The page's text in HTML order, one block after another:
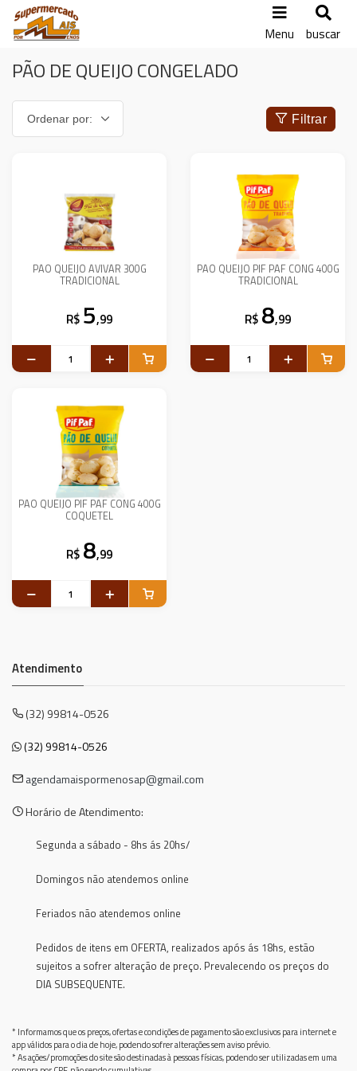
Menu buscar
PÃO DE QUEIJO CONGELADO
Filtrar
PAO QUEIJO AVIVAR 300G
TRADICIONAL
R$ 5,99
PAO QUEIJO PIF PAF CONG 400G
TRADICIONAL
R$ 8,99
PAO QUEIJO PIF PAF CONG 400G
COQUETEL
R$ 8,99
Atendimento
(32) 99814-0526
(32) 99814-0526
agendamaispormenosap@gmail.com
Horário de Atendimento:
Segunda a sábado - 8hs ás 20hs/
Domingos não atendemos online
Feriados não atendemos online
Pedidos de itens em OFERTA, realizados após ás 18hs, estão
sujeitos a sofrer alteração de preço. Prevalecendo os preços do
DIA SUBSEQUENTE.
* Informamos que os preços, ofertas e condições de pagamento são exclusivos para internet e
app válidos para o dia de hoje, podendo sofrer alterações sem aviso prévio.
* As ações/promoções do site são destinadas à pessoas físicas, podendo ser utilizadas em uma